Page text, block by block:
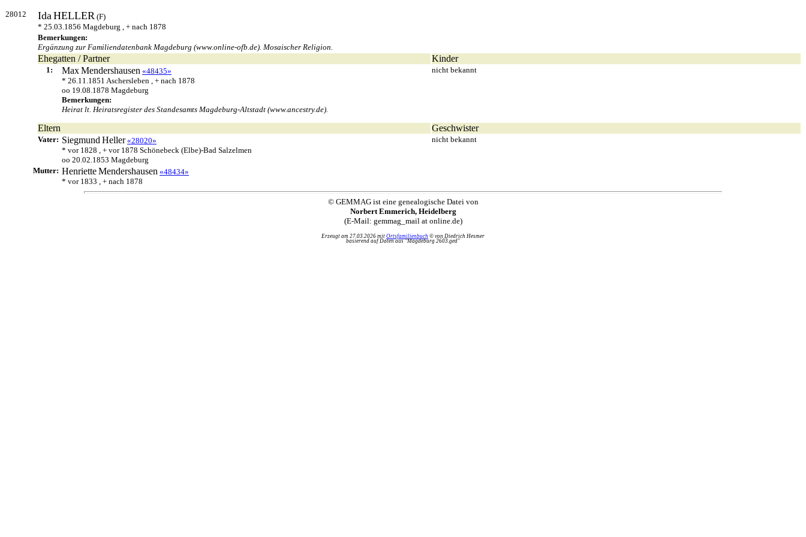
28012 IdaHELLER (F)
* 25.03.1856 Magdeburg , + nach 1878
Bemerkungen:
Ergänzung zur Familiendatenbank Magdeburg (www.online-ofb.de). Mosaischer Religion.
Ehegatten / Partner Kinder
1: MaxMendershausen «48435»
* 26.11.1851 Aschersleben , + nach 1878
oo 19.08.1878 Magdeburg
Bemerkungen:
Heirat lt. Heiratsregister des Standesamts Magdeburg-Altstadt (www.ancestry.de).
nicht bekannt
Eltern Geschwister
Vater: Siegmund Heller «28020»
* vor 1828 , + vor 1878 Schönebeck (Elbe)-Bad Salzelmen
oo 20.02.1853 Magdeburg
nicht bekannt
Mutter: HenrietteMendershausen «48434»
* vor 1833 , + nach 1878
© GEMMAG ist eine genealogische Datei von
Norbert Emmerich, Heidelberg
(E-Mail: gemmag_mail at online.de)
Erzeugt am 27.03.2026 mit Ortsfamilienbuch © von Diedrich Hesmer
basierend auf Daten aus "Magdeburg 2603.ged"